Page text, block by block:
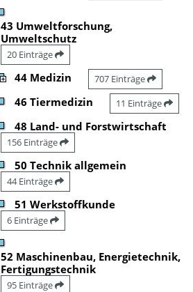
43 Umweltforschung,
Umweltschutz
20 Einträge
44 Medizin 707 Einträge
46 Tiermedizin 11 Einträge
48 Land- und Forstwirtschaft
156 Einträge
50 Technik allgemein
44 Einträge
51 Werkstoffkunde
6 Einträge
52 Maschinenbau, Energietechnik,
Fertigungstechnik
95 Einträge